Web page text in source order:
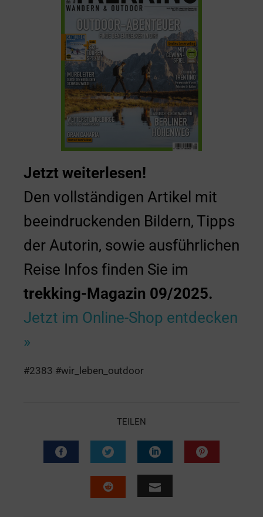
Jetzt weiterlesen!
Den vollständigen Artikel mit
beeindruckenden Bildern, Tipps
der Autorin, sowie ausführlichen
Reise Infos finden Sie im
trekking-Magazin 09/2025.
Jetzt im Online-Shop entdecken
»
#2383 #wir_leben_outdoor
TEILEN